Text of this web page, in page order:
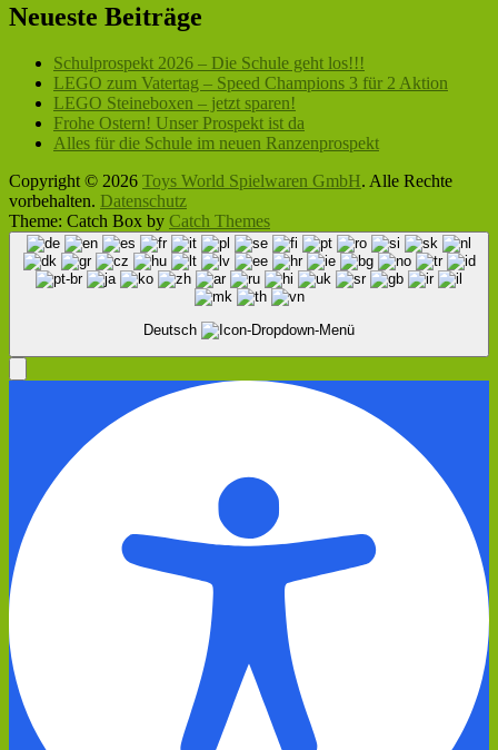
Neueste Beiträge
Schulprospekt 2026 – Die Schule geht los!!!
LEGO zum Vatertag – Speed Champions 3 für 2 Aktion
LEGO Steineboxen – jetzt sparen!
Frohe Ostern! Unser Prospekt ist da
Alles für die Schule im neuen Ranzenprospekt
Copyright © 2026 Toys World Spielwaren GmbH. Alle Rechte
vorbehalten. Datenschutz
Theme: Catch Box by Catch Themes
Nach
oben
scrollen
Deutsch